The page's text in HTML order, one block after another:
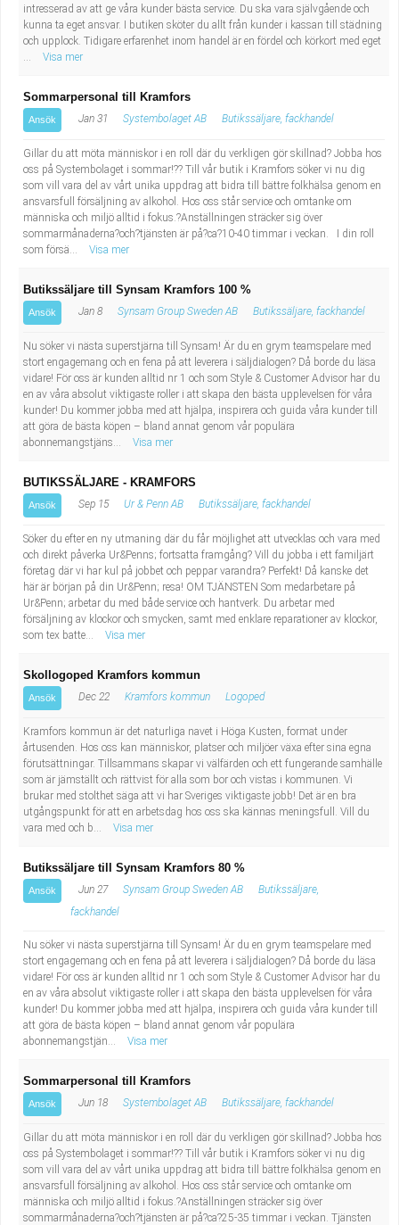
Industriell tillverkning
Installation, drift, underhåll
Kropps- och skönhetsvård
Kultur, media, design
Militärt arbete
Naturbruk
Pedagogiskt arbete
Sanering och renhållning
Socialt arbete
Säkerhetsarbete
Tekniskt arbete
Transport
Behandlingsassistent/Socialpedagog
Tandsköterska
Budbilsförare
Tidningsbud/Tidningsdistributör
Lärare i fritidshem/Fritidspedagog
Taxiförare/Taxichaufför
sekreterare
Lastbilsförare m.fl.
Fastighetsskötare
Informatör/Kommunikatör
Brevbärare
Sjuksköterska, grundutbildad
Kock, storhushåll
Undersköterska, vård- o specialavd. o mottagning
Bibliotekarie
Administrativ assistent
Lärare i gymnasiet
intresserad av att ge våra kunder bästa service. Du ska vara självgående och
kunna ta eget ansvar. I butiken sköter du allt från kunder i kassan till städning
och upplock. Tidigare erfarenhet inom handel är en fördel och körkort med eget
...
Visa mer
Sommarpersonal till Kramfors
Ansök Jan 31 Systembolaget AB Butikssäljare, fackhandel
Gillar du att möta människor i en roll där du verkligen gör skillnad? Jobba hos
oss på Systembolaget i sommar!?? Till vår butik i Kramfors söker vi nu dig
som vill vara del av vårt unika uppdrag att bidra till bättre folkhälsa genom en
ansvarsfull försäljning av alkohol. Hos oss står service och omtanke om
människa och miljö alltid i fokus.?Anställningen sträcker sig över
sommarmånaderna?och?tjänsten är på?ca?10-40 timmar i veckan. I din roll
som försä...
Visa mer
Butikssäljare till Synsam Kramfors 100 %
Ansök Jan 8 Synsam Group Sweden AB Butikssäljare, fackhandel
Nu söker vi nästa superstjärna till Synsam! Är du en grym teamspelare med
stort engagemang och en fena på att leverera i säljdialogen? Då borde du läsa
vidare! För oss är kunden alltid nr 1 och som Style & Customer Advisor har du
en av våra absolut viktigaste roller i att skapa den bästa upplevelsen för våra
kunder! Du kommer jobba med att hjälpa, inspirera och guida våra kunder till
att göra de bästa köpen – bland annat genom vår populära
abonnemangstjäns...
Visa mer
BUTIKSSÄLJARE - KRAMFORS
Ansök Sep 15 Ur & Penn AB Butikssäljare, fackhandel
Söker du efter en ny utmaning där du får möjlighet att utvecklas och vara med
och direkt påverka Ur&Penns; fortsatta framgång? Vill du jobba i ett familjärt
företag där vi har kul på jobbet och peppar varandra? Perfekt! Då kanske det
här är början på din Ur&Penn; resa! OM TJÄNSTEN Som medarbetare på
Ur&Penn; arbetar du med både service och hantverk. Du arbetar med
försäljning av klockor och smycken, samt med enklare reparationer av klockor,
som tex batte...
Visa mer
Skollogoped Kramfors kommun
Ansök Dec 22 Kramfors kommun Logoped
Kramfors kommun är det naturliga navet i Höga Kusten, format under
årtusenden. Hos oss kan människor, platser och miljöer växa efter sina egna
förutsättningar. Tillsammans skapar vi välfärden och ett fungerande samhälle
som är jämställt och rättvist för alla som bor och vistas i kommunen. Vi
brukar med stolthet säga att vi har Sveriges viktigaste jobb! Det är en bra
utgångspunkt för att en arbetsdag hos oss ska kännas meningsfull. Vill du
vara med och b...
Visa mer
Butikssäljare till Synsam Kramfors 80 %
Ansök Jun 27 Synsam Group Sweden AB
Butikssäljare,
fackhandel
Nu söker vi nästa superstjärna till Synsam! Är du en grym teamspelare med
stort engagemang och en fena på att leverera i säljdialogen? Då borde du läsa
vidare! För oss är kunden alltid nr 1 och som Style & Customer Advisor har du
en av våra absolut viktigaste roller i att skapa den bästa upplevelsen för våra
kunder! Du kommer jobba med att hjälpa, inspirera och guida våra kunder till
att göra de bästa köpen – bland annat genom vår populära
abonnemangstjän...
Visa mer
Sommarpersonal till Kramfors
Ansök Jun 18 Systembolaget AB Butikssäljare, fackhandel
Gillar du att möta människor i en roll där du verkligen gör skillnad? Jobba hos
oss på Systembolaget i sommar!?? Till vår butik i Kramfors söker vi nu dig
som vill vara del av vårt unika uppdrag att bidra till bättre folkhälsa genom en
ansvarsfull försäljning av alkohol. Hos oss står service och omtanke om
människa och miljö alltid i fokus.?Anställningen sträcker sig över
sommarmånaderna?och?tjänsten är på?ca?25-35 timmar i veckan. Tjänsten